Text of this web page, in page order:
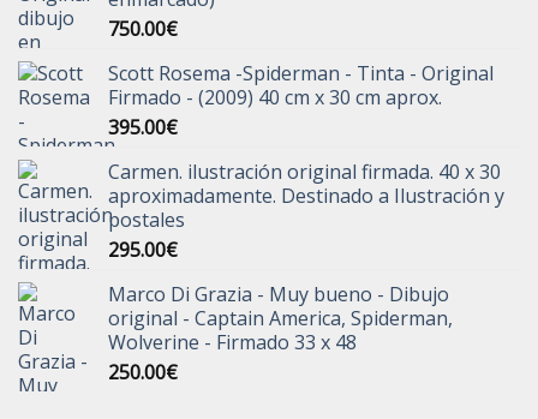
750.00€
Scott Rosema -Spiderman - Tinta - Original
Firmado - (2009) 40 cm x 30 cm aprox.
395.00€
Carmen. ilustración original firmada. 40 x 30
aproximadamente. Destinado a Ilustración y
postales
295.00€
Marco Di Grazia - Muy bueno - Dibujo
original - Captain America, Spiderman,
Wolverine - Firmado 33 x 48
250.00€